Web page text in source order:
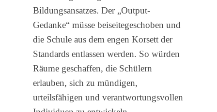
Bildungsansatzes. Der „Output-
Gedanke“ müsse beiseitegeschoben und
die Schule aus dem engen Korsett der
Standards entlassen werden. So würden
Räume geschaffen, die Schülern
erlauben, sich zu mündigen,
urteilsfähigen und verantwortungsvollen